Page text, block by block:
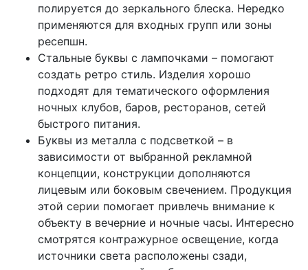
полируется до зеркального блеска. Нередко
применяются для входных групп или зоны
ресепшн.
Стальные буквы с лампочками – помогают
создать ретро стиль. Изделия хорошо
подходят для тематического оформления
ночных клубов, баров, ресторанов, сетей
быстрого питания.
Буквы из металла с подсветкой – в
зависимости от выбранной рекламной
концепции, конструкции дополняются
лицевым или боковым свечением. Продукция
этой серии помогает привлечь внимание к
объекту в вечерние и ночные часы. Интересно
смотрятся контражурное освещение, когда
источники света расположены сзади,